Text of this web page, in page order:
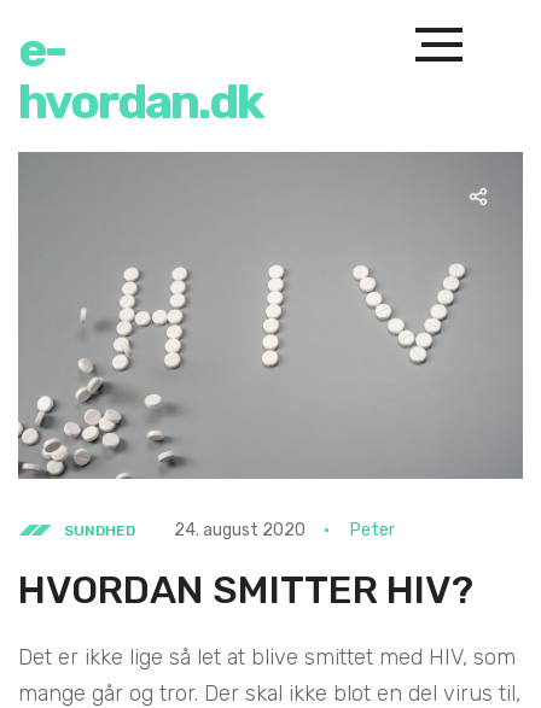
e-
hvordan.dk
SUNDHED 24. august 2020 Peter
HVORDAN SMITTER HIV?
Det er ikke lige så let at blive smittet med HIV, som
mange går og tror. Der skal ikke blot en del virus til,